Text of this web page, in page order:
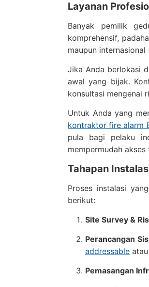
Layanan
Banyak pemilik
komprehensif,
maupun
Jika Anda berlokasi
awal yang bijak.
konsultasi mengenai
Untuk Anda yang
kontraktor fire alarm
pula bagi pelaku
mempermudah
Tahapan
Proses instalasi
berikut:
Site Survey &
Perancangan
addressable
Pemasangan